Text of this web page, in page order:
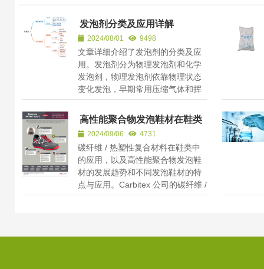
发泡剂分类及应用详解
2024/08/01 9498
文章详细介绍了发泡剂的分类及应
用。发泡剂分为物理发泡剂和化学
发泡剂，物理发泡剂依靠物理状态
变化发泡，早期常用压缩气体和挥
发性液体，理想的物理发泡剂...
高性能聚合物发泡鞋材在鞋类
中的应用与发展(中)
2024/09/06 4731
碳纤维 / 热塑性复合材料在鞋类中
的应用，以及高性能聚合物发泡鞋
材的发展趋势和不同发泡鞋材的特
点与应用。Carbitex 公司的碳纤维 /
热塑性复合材料产品克服...